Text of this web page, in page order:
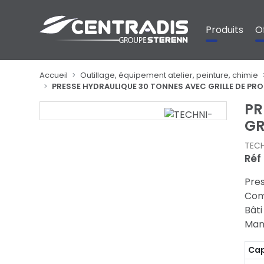
Produits
Accueil
Outillage, équipement atelier, peinture, chimie
PRESSE HYDRAULIQUE 30 TONNES AVEC GRILLE DE
Réf